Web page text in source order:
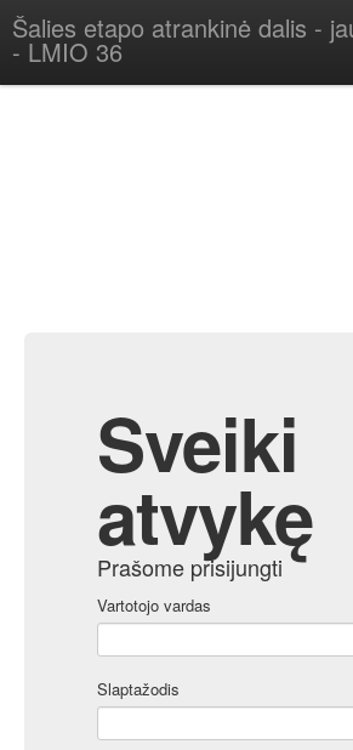
Šalies etapo atrankinė dalis -
- LMIO 36
Sveiki
atvykę
Prašome prisijungti
Vartotojo vardas
Slaptažodis